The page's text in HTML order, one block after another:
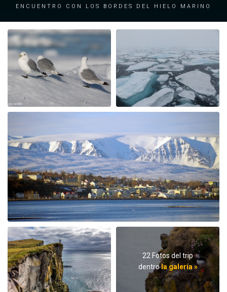
Encuentro con los bordes del hielo marino
22 Fotos del trip
dentrola galería »